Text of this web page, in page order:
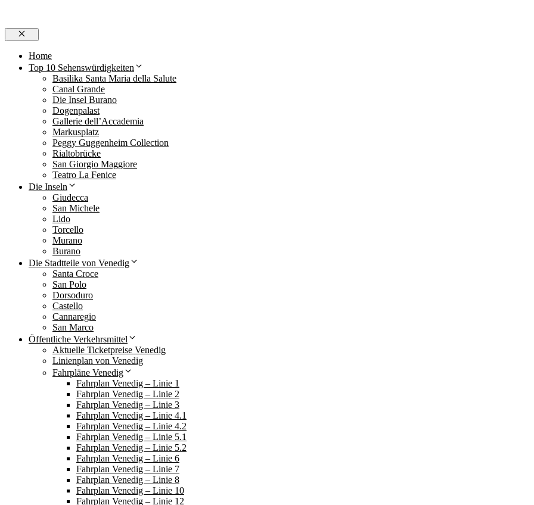
Schließen
Home
Top 10 Sehenswürdigkeiten
Basilika Santa Maria della Salute
Canal Grande
Die Insel Burano
Dogenpalast
Gallerie dell’Accademia
Markusplatz
Peggy Guggenheim Collection
Rialtobrücke
San Giorgio Maggiore
Teatro La Fenice
Die Inseln
Giudecca
San Michele
Lido
Torcello
Murano
Burano
Die Stadtteile von Venedig
Santa Croce
San Polo
Dorsoduro
Castello
Cannaregio
San Marco
Öffentliche Verkehrsmittel
Aktuelle Ticketpreise Venedig
Linienplan von Venedig
Fahrpläne Venedig
Fahrplan Venedig – Linie 1
Fahrplan Venedig – Linie 2
Fahrplan Venedig – Linie 3
Fahrplan Venedig – Linie 4.1
Fahrplan Venedig – Linie 4.2
Fahrplan Venedig – Linie 5.1
Fahrplan Venedig – Linie 5.2
Fahrplan Venedig – Linie 6
Fahrplan Venedig – Linie 7
Fahrplan Venedig – Linie 8
Fahrplan Venedig – Linie 10
Fahrplan Venedig – Linie 12